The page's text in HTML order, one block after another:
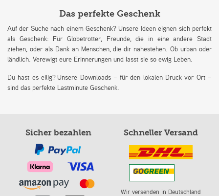
Das perfekte Geschenk
Auf der Suche nach einem Geschenk? Unsere Ideen eignen sich perfekt
als Geschenk: Für Globetrotter, Freunde, die in eine andere Stadt
ziehen, oder als Dank an Menschen, die dir nahestehen. Ob urban oder
ländlich. Verewigt eure Erinnerungen und lasst sie so ewig Leben.
Du hast es eilig? Unsere Downloads – für den lokalen Druck vor Ort –
sind das perfekte Lastminute Geschenk.
Sicher bezahlen Schneller Versand
Wir versenden in Deutschland